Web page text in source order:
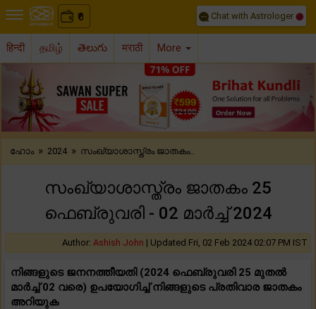
₹
0 Chat with Astrologer
हिन्दी தமிழ் తెలుగు मराठी More
Previous
ഹോം » 2024 » സംഖ്യാശാസ്ത്രം ജാതകം..
സംഖ്യാശാസ്ത്രം ജാതകം 25
ഫെബ്രുവരി - 02 മാർച്ച് 2024
Author: Ashish John | Updated Fri, 02 Feb 2024 02:07 PM IST
നിങ്ങളുടെ ജനനത്തീയതി (2024 ഫെബ്രുവരി 25 മുതൽ
മാർച്ച് 02 വരെ) ഉപയോഗിച്ച് നിങ്ങളുടെ പ്രതിവാര ജാതകം
അറിയുക